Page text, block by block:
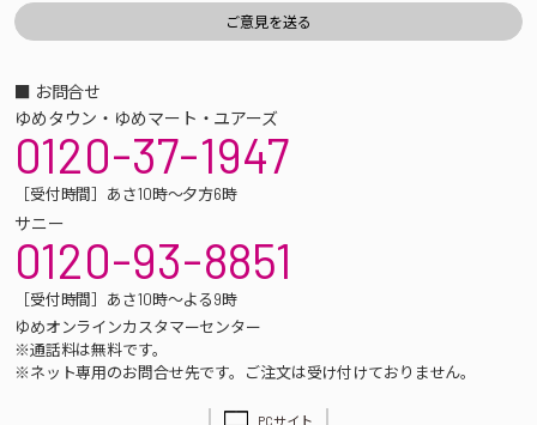
■ お問合せ
ゆめタウン・ゆめマート・ユアーズ
0120-37-1947
［受付時間］あさ10時～夕方6時
サニー
0120-93-8851
［受付時間］あさ10時～よる9時
ゆめオンラインカスタマーセンター
※通話料は無料です。
※ネット専用のお問合せ先です。ご注文は受け付けておりません。
PCサイト